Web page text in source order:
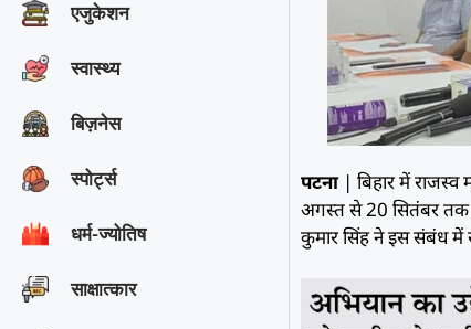
एजुकेशन
स्वास्थ्य
बिज़नेस
स्पोर्ट्स
धर्म-ज्योतिष
साक्षात्‍कार
पटना| बिहार में राजस्व
अगस्त से 20 सितंबर तक
कुमार सिंह ने इस संबंध में